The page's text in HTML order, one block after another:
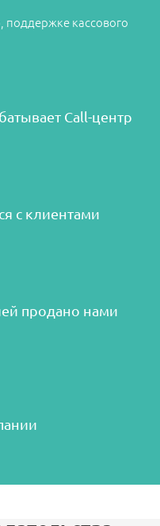
кассового
Call-центр
с клиентами
продано нами